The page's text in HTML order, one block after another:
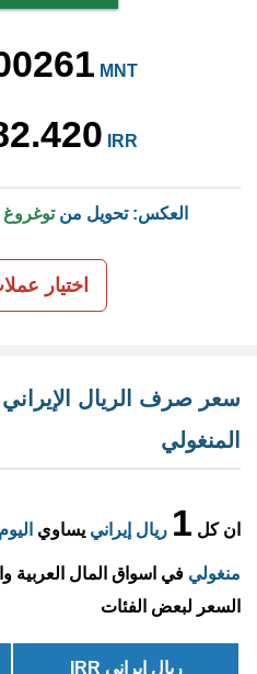
MNT
IRR
العكس: تحويل من
اختيار
سعر صرف الريال الإيراني
المنغولي
ان كل 1 ريال إيراني يساوي اليوم
منغولي في اسواق المال العربية
السعر لبعض الفئات
ريال إيراني IRR